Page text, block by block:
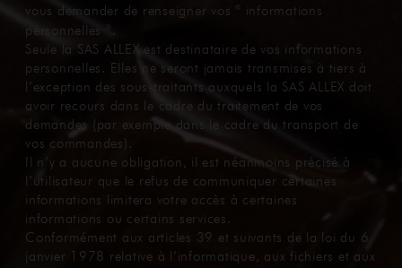
vous demander de renseigner vos « informations
personnelles ».
Seule la SAS ALLEX est destinataire de vos informations
personnelles. Elles ne seront jamais transmises à tiers à
l’exception des sous-traitants auxquels la SAS ALLEX doit
avoir recours dans le cadre du traitement de vos
demandes (par exemple dans le cadre du transport de
vos commandes).
Il n’y a aucune obligation, il est néanmoins précisé à
l’utilisateur que le refus de communiquer certaines
informations limitera votre accès à certaines
informations ou certains services.
Conformément aux articles 39 et suivants de la loi du 6
janvier 1978 relative à l’informatique, aux fichiers et aux